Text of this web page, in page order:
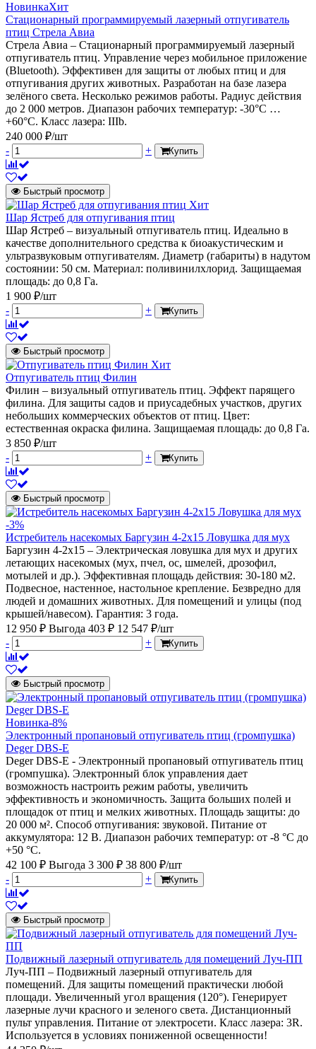
НовинкаХит
Стационарный программируемый лазерный отпугиватель
птиц Стрела Авиа
Стрела Авиа – Стационарный программируемый лазерный
отпугиватель птиц. Управление через мобильное приложение
(Bluetooth). Эффективен для защиты от любых птиц и для
отпугивания других животных. Разработан на базе лазера
зелёного света. Несколько режимов работы. Радиус действия
до 2 000 метров. Диапазон рабочих температур: -30°C …
+60°C. Класс лазера: IIIb.
240 000 ₽/шт
-
+ Купить
Быстрый просмотр
Хит
Шар Ястреб для отпугивания птиц
Шар Ястреб – визуальный отпугиватель птиц. Идеально в
качестве дополнительного средства к биоакустическим и
ультразвуковым отпугивателям. Диаметр (габариты) в надутом
состоянии: 50 см. Материал: поливинилхлорид. Защищаемая
площадь: до 0,8 Га.
1 900 ₽/шт
-
+ Купить
Быстрый просмотр
Хит
Отпугиватель птиц Филин
Филин – визуальный отпугиватель птиц. Эффект парящего
филина. Для защиты садов и приусадебных участков, других
небольших коммерческих объектов от птиц. Цвет:
естественная окраска филина. Защищаемая площадь: до 0,8 Га.
3 850 ₽/шт
-
+ Купить
Быстрый просмотр
-3%
Истребитель насекомых Баргузин 4-2x15 Ловушка для мух
Баргузин 4-2x15 – Электрическая ловушка для мух и других
летающих насекомых (мух, пчел, ос, шмелей, дрозофил,
мотылей и др.). Эффективная площадь действия: 30-180 м2.
Подвесное, настенное, настольное крепление. Безвредно для
людей и домашних животных. Для помещений и улицы (под
крышей/навесом). Гарантия: 3 года.
12 950 ₽ Выгода 403 ₽ 12 547 ₽/шт
-
+ Купить
Быстрый просмотр
Новинка-8%
Электронный пропановый отпугиватель птиц (громпушка)
Deger DBS-E
Deger DBS-E - Электронный пропановый отпугиватель птиц
(громпушка). Электронный блок управления дает
возможность настроить режим работы, увеличить
эффективность и экономичность. Защита больших полей и
площадок от птиц и мелких животных. Площадь защиты: до
20 000 м². Способ отпугивания: звуковой. Питание от
аккумулятора: 12 В. Диапазон рабочих температур: от -8 °С до
+50 °С.
42 100 ₽ Выгода 3 300 ₽ 38 800 ₽/шт
-
+ Купить
Быстрый просмотр
Подвижный лазерный отпугиватель для помещений Луч-ПП
Луч-ПП – Подвижный лазерный отпугиватель для
помещений. Для защиты помещений практически любой
площади. Увеличенный угол вращения (120°). Генерирует
лазерные лучи красного и зеленого света. Дистанционный
пульт управления. Питание от электросети. Класс лазера: 3R.
Используется в условиях пониженной освещенности!